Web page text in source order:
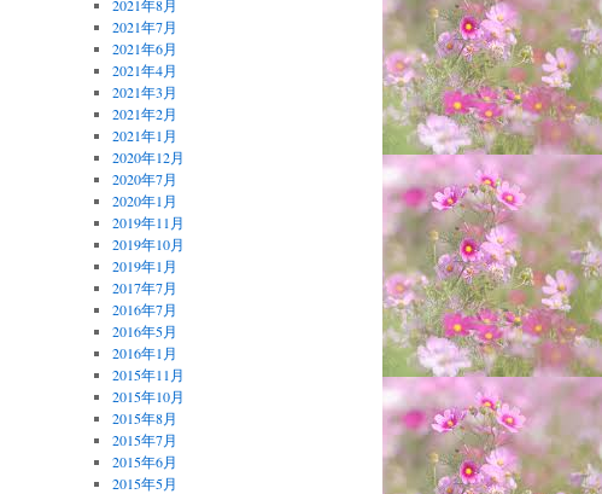
2021年8月
2021年7月
2021年6月
2021年4月
2021年3月
2021年2月
2021年1月
2020年12月
2020年7月
2020年1月
2019年11月
2019年10月
2019年1月
2017年7月
2016年7月
2016年5月
2016年1月
2015年11月
2015年10月
2015年8月
2015年7月
2015年6月
2015年5月